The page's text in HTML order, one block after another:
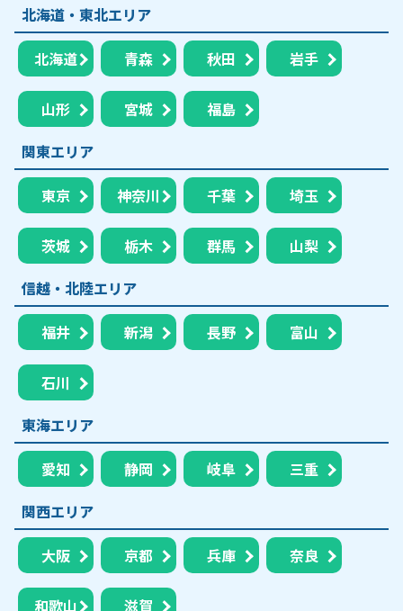
北海道・東北エリア
北海道 青森 秋田 岩手
山形 宮城
福島
関東エリア
東京 神奈川 千葉 埼玉
茨城 栃木 群馬
山梨
信越・北陸エリア
福井 新潟 長野 富山
石川
東海エリア
愛知 静岡 岐阜
三重
関西エリア
大阪 京都 兵庫 奈良
和歌山
滋賀